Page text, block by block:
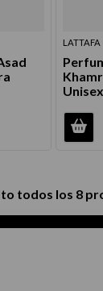
LATTAFA
todos los 8